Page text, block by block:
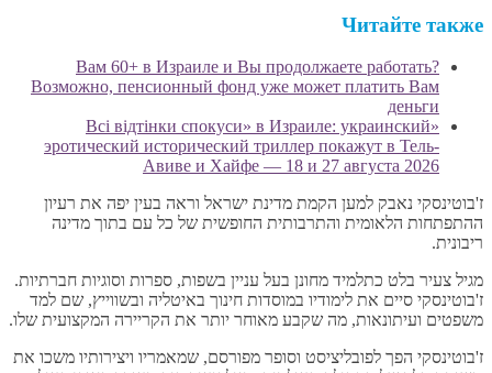
Читайте также
Вам 60+ в Израиле и Вы продолжаете работать?
Возможно, пенсионный фонд уже может платить Вам
деньги
«Всі відтінки спокуси» в Израиле: украинский
эротический исторический триллер покажут в Тель-
Авиве и Хайфе — 18 и 27 августа 2026
ז'בוטינסקי נאבק למען הקמת מדינת ישראל וראה בעין יפה את רעיון
ההתפתחות הלאומית והתרבותית החופשית של כל עם בתוך מדינה
ריבונית.
מגיל צעיר בלט כתלמיד מחונן בעל עניין בשפות, ספרות וסוגיות חברתיות.
ז'בוטינסקי סיים את לימודיו במוסדות חינוך באיטליה ובשווייץ, שם למד
משפטים ועיתונאות, מה שקבע מאוחר יותר את הקריירה המקצועית שלו.
ז'בוטינסקי הפך לפובליציסט וסופר מפורסם, שמאמריו ויצירותיו משכו את